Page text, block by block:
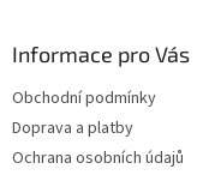
Informace pro Vás
Obchodní podmínky
Doprava a platby
Ochrana osobních údajů